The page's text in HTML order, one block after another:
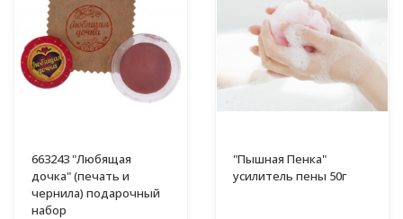
663243 "Любящая
дочка" (печать и
чернила) подарочный
набор
"Пышная Пенка"
усилитель пены 50г